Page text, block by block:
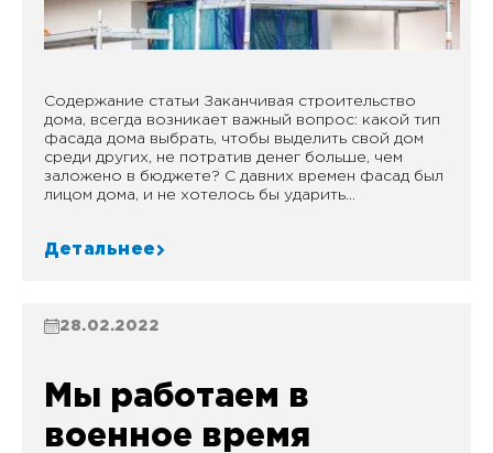
Содержание статьи Заканчивая строительство
дома, всегда возникает важный вопрос: какой тип
фасада дома выбрать, чтобы выделить свой дом
среди других, не потратив денег больше, чем
заложено в бюджете? С давних времен фасад был
лицом дома, и не хотелось бы ударить...
Детальнее
28.02.2022
Мы работаем в
военное время